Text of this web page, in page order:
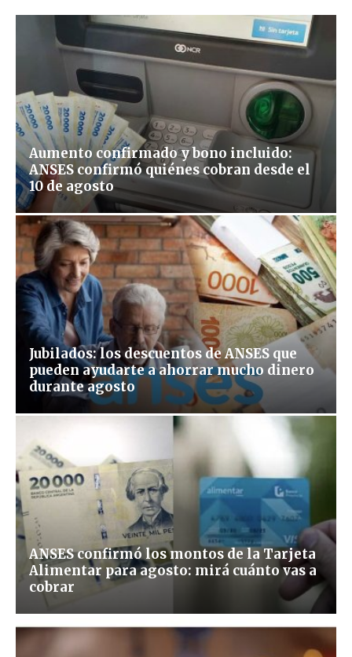
Aumento confirmado y bono incluido:
ANSES confirmó quiénes cobran desde el
10 de agosto
Jubilados: los descuentos de ANSES que
pueden ayudarte a ahorrar mucho dinero
durante agosto
ANSES confirmó los montos de la Tarjeta
Alimentar para agosto: mirá cuánto vas a
cobrar